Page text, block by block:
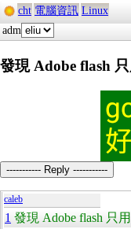
cht 電腦資訊 Linux
adm
發現 Adobe flash
----------- Reply -----------
caleb
1 發現 Adobe flash 只